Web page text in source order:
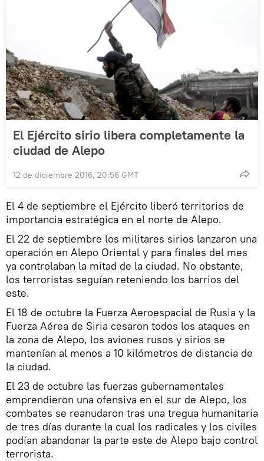
El Ejército sirio libera completamente la
ciudad de Alepo
12 de diciembre 2016, 20:56 GMT
El 4 de septiembre el Ejército liberó territorios de
importancia estratégica en el norte de Alepo.
El 22 de septiembre los militares sirios lanzaron una
operación en Alepo Oriental y para finales del mes
ya controlaban la mitad de la ciudad. No obstante,
los terroristas seguían reteniendo los barrios del
este.
El 18 de octubre la Fuerza Aeroespacial de Rusia y la
Fuerza Aérea de Siria cesaron todos los ataques en
la zona de Alepo, los aviones rusos y sirios se
mantenían al menos a 10 kilómetros de distancia de
la ciudad.
El 23 de octubre las fuerzas gubernamentales
emprendieron una ofensiva en el sur de Alepo, los
combates se reanudaron tras una tregua humanitaria
de tres días durante la cual los radicales y los civiles
podían abandonar la parte este de Alepo bajo control
terrorista.